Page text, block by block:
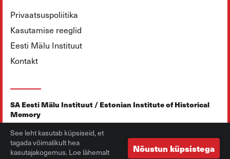
Privaatsuspoliitika
Kasutamise reeglid
Eesti Mälu Instituut
Kontakt
SA Eesti Mälu Instituut / Estonian Institute of Historical
Memory
Tõnismägi 8, 10119, Tallinn, Estonia
+372 664 5039
See leht kasutab küpsiseid, et
tagada võimalikult hea
kasutajakogemus. Loe lähemalt
Nõustun küpsistega